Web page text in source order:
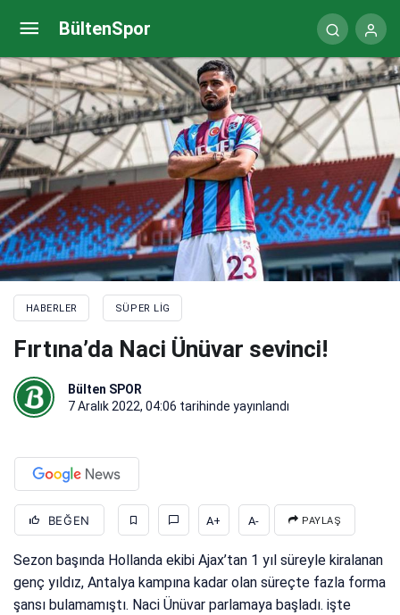
BültenSpor
HABERLER SÜPER LIG
Fırtına’da Naci Ünüvar sevinci!
Bülten SPOR
7 Aralık 2022, 04:06 tarihinde yayınlandı
BEĞEN A+ A- PAYLAŞ
Sezon başında Hollanda ekibi Ajax’tan 1 yıl süreyle kiralanan
genç yıldız, Antalya kampına kadar olan süreçte fazla forma
şansı bulamamıştı. Naci Ünüvar parlamaya başladı. işte
Volkan Demirel büyük oynuyor! Süper Lig’in
yıldızına talip